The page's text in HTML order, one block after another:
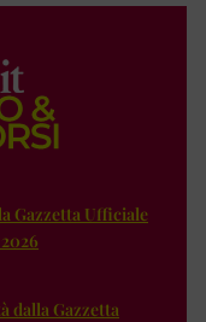
Gazzetta Ufficiale
dalla Gazzetta